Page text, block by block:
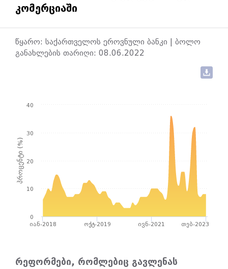
ᲙᲝᲛᲔᲠᲪᲘᲐᲨᲘ
წყარო: საქართველოს ეროვნული ბანკი | ბოლო
განახლების თარიღი: 08.06.2022
პროცენტი (%)
იან-2018 ოქტ-2019 ივნ-2021 თებ-2023
0
10
20
30
40
რეფორმები, რომლებიც გავლენას